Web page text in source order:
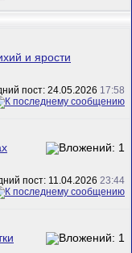
и ярости
пост: 24.05.2026 17:58
пост: 11.04.2026 23:44